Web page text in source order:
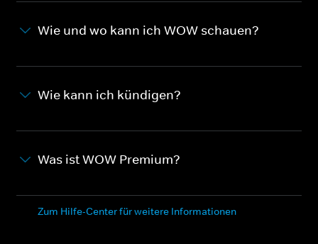
Wie und wo kann ich WOW schauen?
Wie kann ich kündigen?
Was ist WOW Premium?
Zum Hilfe-Center für weitere Informationen